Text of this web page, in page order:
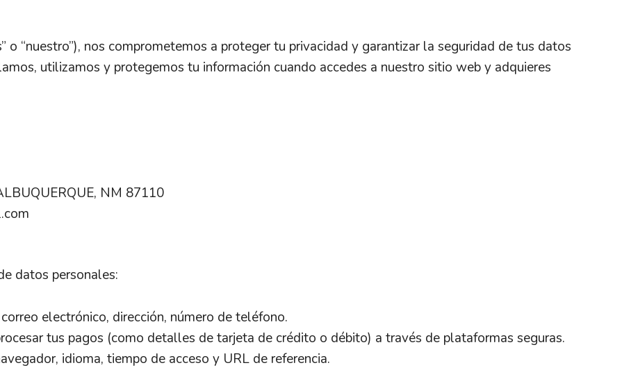
o “nuestro”), nos comprometemos a proteger tu privacidad y garantizar la seguridad de tus datos
utilizamos y protegemos tu información cuando accedes a nuestro sitio web y adquieres
NM 87110
datos personales:
electrónico, dirección, número de teléfono.
tus pagos (como detalles de tarjeta de crédito o débito) a través de plataformas seguras.
idioma, tiempo de acceso y URL de referencia.